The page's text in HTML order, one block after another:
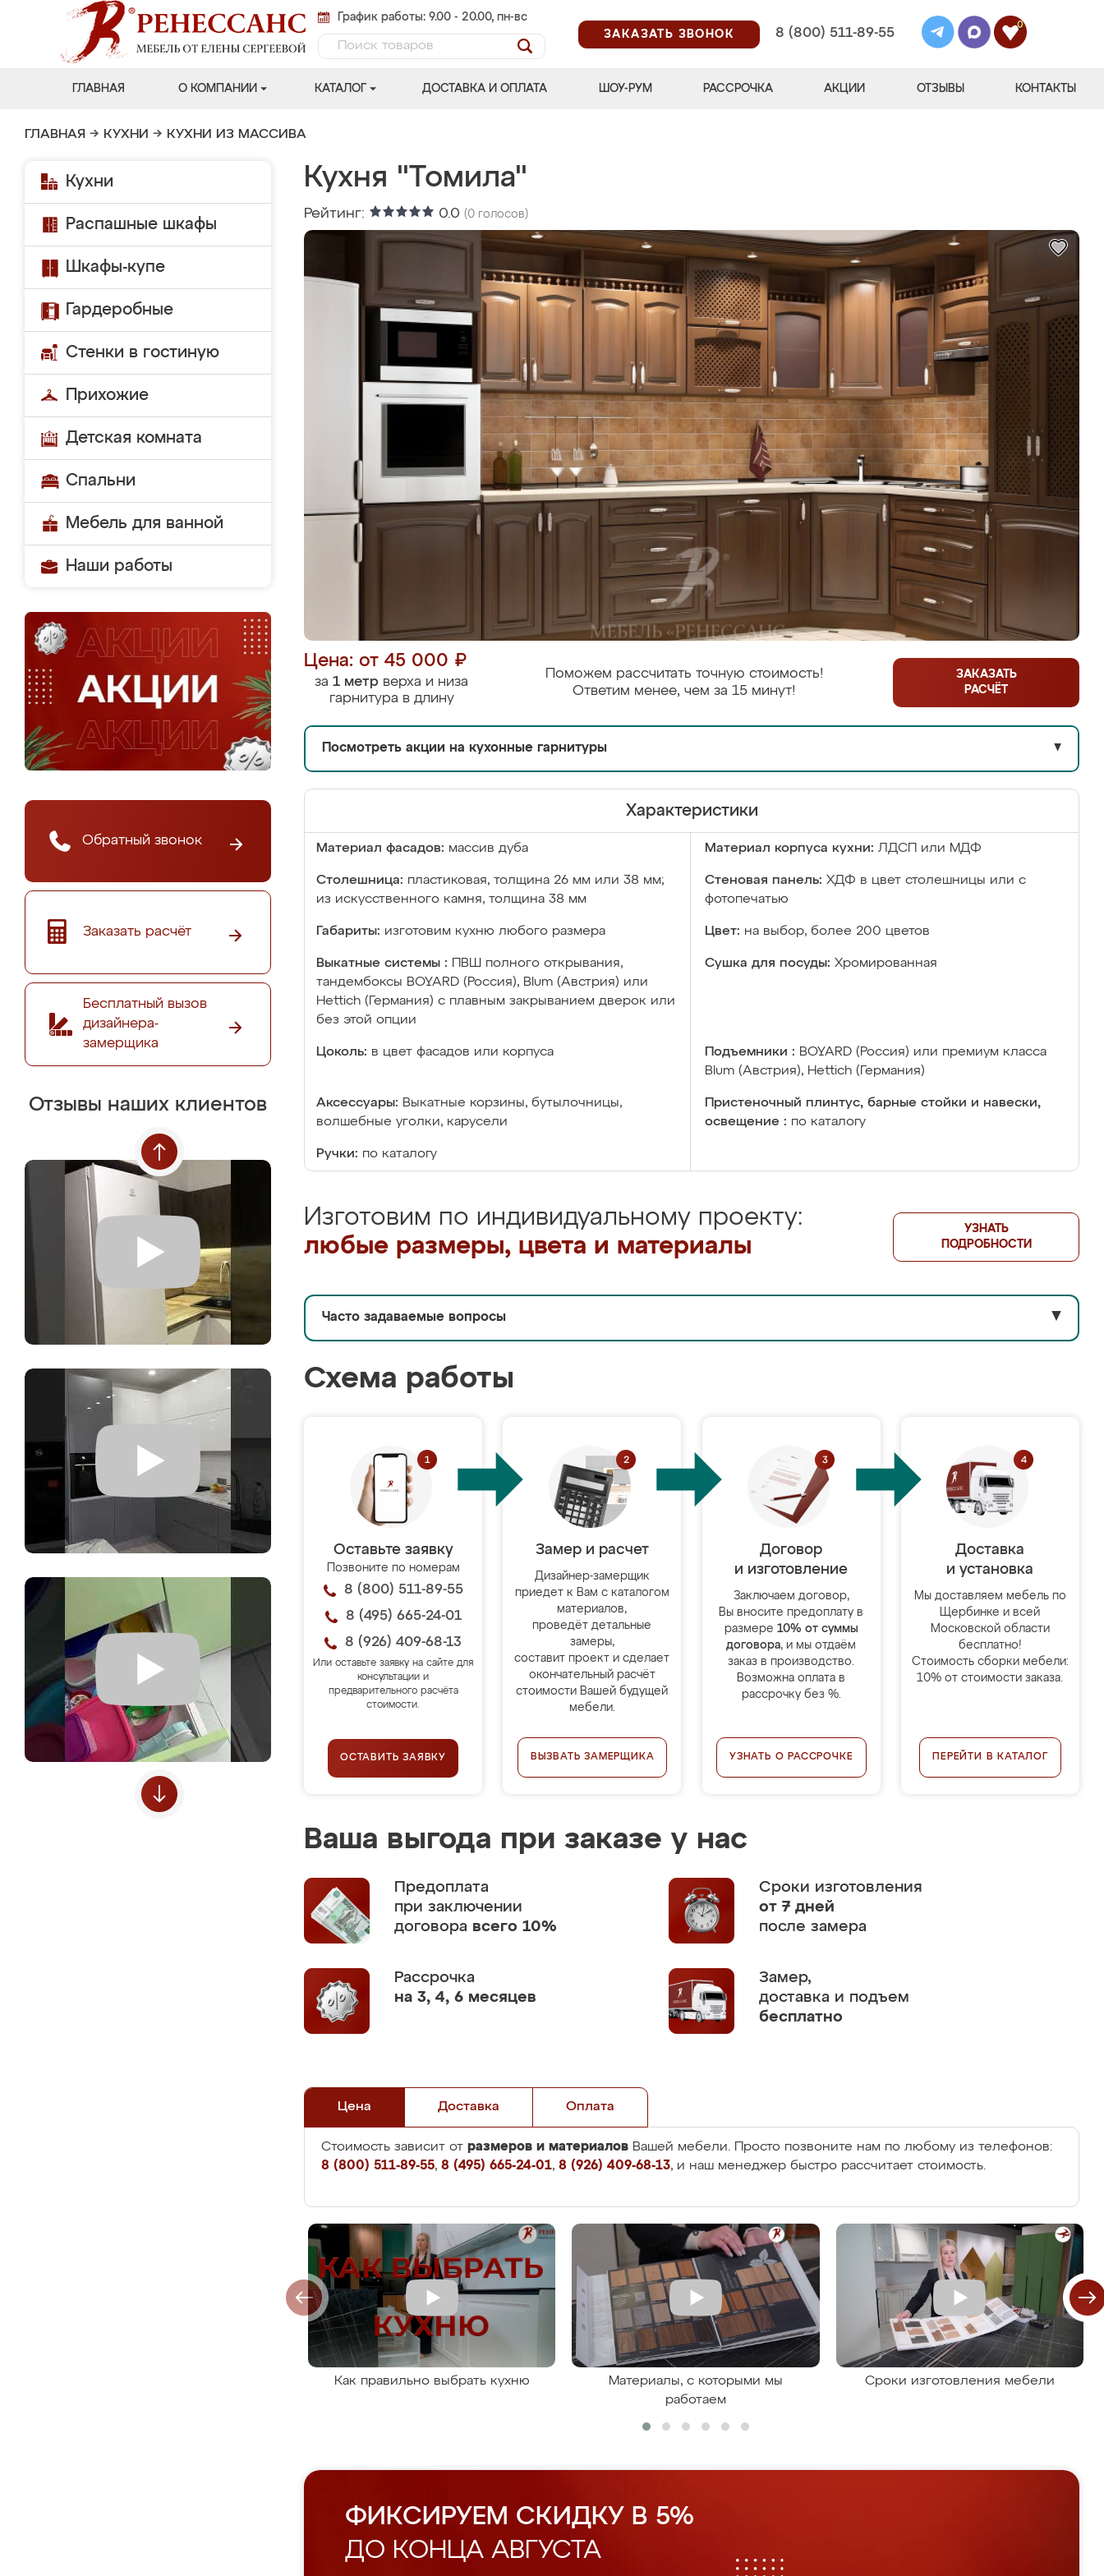
График работы: 9.00 - 20.00, пн-вс
ЗАКАЗАТЬ ЗВОНОК
8 (800) 511-89-55
0
ГЛАВНАЯ О КОМПАНИИ КАТАЛОГ ДОСТАВКА И ОПЛАТА ШОУ-РУМ РАССРОЧКА АКЦИИ ОТЗЫВЫ КОНТАКТЫ
ГЛАВНАЯ → КУХНИ → КУХНИ ИЗ МАССИВА
Кухни
Распашные шкафы
Шкафы-купе
Гардеробные
Стенки в гостиную
Прихожие
Детская комната
Спальни
Мебель для ванной
Наши работы
Обратный звонок
Заказать расчёт
Бесплатный вызов
дизайнера-
замерщика
Отзывы наших клиентов
Кухня "Томила"
Рейтинг: 0.0 (0 голосов)
Цена: от 45 000 ₽
за 1 метр верха и низа
гарнитура в длину
Поможем рассчитать точную стоимость!
Ответим менее, чем за 15 минут!
ЗАКАЗАТЬ
РАСЧЁТ
Посмотреть акции на кухонные гарнитуры ▼
Характеристики
Материал фасадов: массив дуба Материал корпуса кухни: ЛДСП или МДФ
Столешница: пластиковая, толщина 26 мм или 38 мм;
из искусственного камня, толщина 38 мм
Стеновая панель: ХДФ в цвет столешницы или с
фотопечатью
Габариты: изготовим кухню любого размера Цвет: на выбор, более 200 цветов
Выкатные системы :
ПВШ полного открывания,
тандембоксы BOYARD (Россия), Blum (Австрия) или
Hettich (Германия) с плавным закрыванием дверок или
без этой опции
Сушка для посуды: Хромированная
Цоколь: в цвет фасадов или корпуса Подъемники : BOYARD (Россия) или премиум класса
Blum (Австрия), Hettich (Германия)
Аксессуары: Выкатные корзины, бутылочницы,
волшебные уголки, карусели
Пристеночный плинтус, барные стойки и навески,
освещение : по каталогу
Ручки: по каталогу
Изготовим по индивидуальному проекту:
любые размеры, цвета и материалы
УЗНАТЬ
ПОДРОБНОСТИ
Часто задаваемые вопросы ▼
Схема работы
Оставьте заявку
Позвоните по номерам
8 (800) 511-89-55
8 (495) 665-24-01
8 (926) 409-68-13
Или оставьте заявку на сайте для
консультации и
предварительного расчёта
стоимости.
ОСТАВИТЬ ЗАЯВКУ
Замер и расчет
Дизайнер-замерщик
приедет к Вам с каталогом
материалов,
проведёт детальные
замеры,
составит проект и сделает
окончательный расчёт
стоимости Вашей будущей
мебели.
ВЫЗВАТЬ ЗАМЕРЩИКА
Договор
и изготовление
Заключаем договор,
Вы вносите предоплату в
размере 10% от суммы
договора, и мы отдаём
заказ в производство.
Возможна оплата в
рассрочку без %.
УЗНАТЬ О РАССРОЧКЕ
Доставка
и установка
Мы доставляем мебель по
Щербинке и всей
Московской области
бесплатно!
Стоимость сборки мебели:
10% от стоимости заказа.
ПЕРЕЙТИ В КАТАЛОГ
Ваша выгода при заказе у нас
Предоплата
при заключении
договора всего 10%
Сроки изготовления
от 7 дней
после замера
Рассрочка
на 3, 4, 6 месяцев
Замер,
доставка и подъем
бесплатно
Цена Доставка Оплата
Стоимость зависит от размеров и материалов Вашей мебели. Просто позвоните нам по любому из телефонов:
8 (800) 511-89-55, 8 (495) 665-24-01, 8 (926) 409-68-13, и наш менеджер быстро рассчитает стоимость.
Как правильно выбрать кухню
Материалы, с которыми мы
работаем
Сроки изготовления мебели
ФИКСИРУЕМ СКИДКУ В 5%
ДО КОНЦА АВГУСТА